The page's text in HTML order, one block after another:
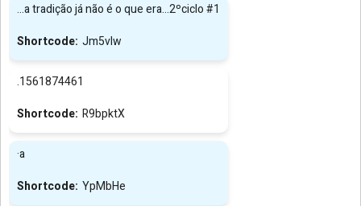
...a tradição já não é o que era...2ºciclo #1
Jm5vIw
.1561874461
R9bpktX
·a
YpMbHe